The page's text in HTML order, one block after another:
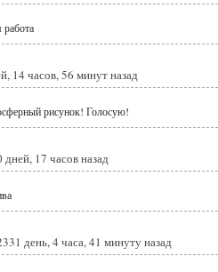
14 часов, 56 минут назад
рисунок! Голосую!
дней, 17 часов назад
день, 4 часа, 41 минуту назад